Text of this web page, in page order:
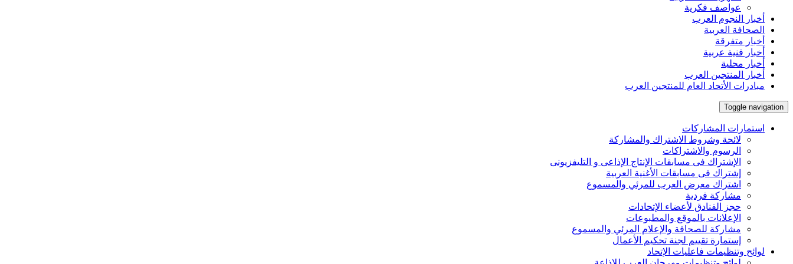
عواصف فكرية
أخبار النجوم العرب
الصحافة العربية
أخبار متفرقة
أخبار فنية عربية
أخبار محلية
أخبار المنتجين العرب
مبادرات الأتحاد العام للمنتجين العرب
Toggle navigation
استمارات المشاركات
لائحة وشروط الاشتراك والمشاركة
الرسوم والاشتراكات
الإشتراك فى مسابقات الإنتاج الإذاعى و التليفزيونى
إشتراك فى مسابقات الأغنية العربية
اشتراك معرض العرب للمرئي والمسموع
مشاركة فردية
حجز الفنادق لأعضاء الإتحادات
الإعلانات بالموقع والمطبوعات
مشاركة للصحافة والإعلام المرئي والمسموع
إستمارة تقييم لجنة تحكيم الأعمال
لوائح وتنظيمات فاعليات الإتحاد